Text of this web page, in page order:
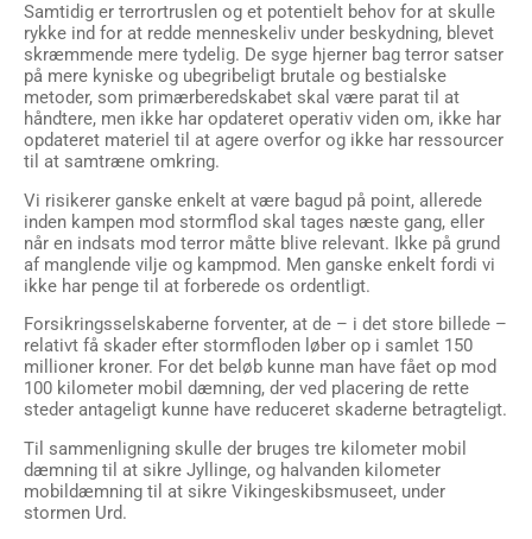
Samtidig er terrortruslen og et potentielt behov for at skulle
rykke ind for at redde menneskeliv under beskydning, blevet
skræmmende mere tydelig. De syge hjerner bag terror satser
på mere kyniske og ubegribeligt brutale og bestialske
metoder, som primærberedskabet skal være parat til at
håndtere, men ikke har opdateret operativ viden om, ikke har
opdateret materiel til at agere overfor og ikke har ressourcer
til at samtræne omkring.
Vi risikerer ganske enkelt at være bagud på point, allerede
inden kampen mod stormflod skal tages næste gang, eller
når en indsats mod terror måtte blive relevant. Ikke på grund
af manglende vilje og kampmod. Men ganske enkelt fordi vi
ikke har penge til at forberede os ordentligt.
Forsikringsselskaberne forventer, at de – i det store billede –
relativt få skader efter stormfloden løber op i samlet 150
millioner kroner. For det beløb kunne man have fået op mod
100 kilometer mobil dæmning, der ved placering de rette
steder antageligt kunne have reduceret skaderne betragteligt.
Til sammenligning skulle der bruges tre kilometer mobil
dæmning til at sikre Jyllinge, og halvanden kilometer
mobildæmning til at sikre Vikingeskibsmuseet, under
stormen Urd.